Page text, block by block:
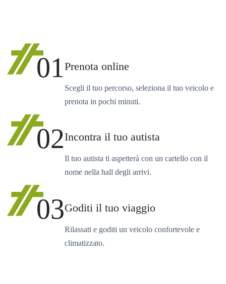
01Prenota online
Scegli il tuo percorso, seleziona il tuo veicolo e
prenota in pochi minuti.
02Incontra il tuo autista
Il tuo autista ti aspetterà con un cartello con il
nome nella hall degli arrivi.
03Goditi il tuo viaggio
Rilassati e goditi un veicolo confortevole e
climatizzato.